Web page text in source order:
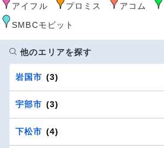
アイフル プロミス アコム
SMBCモビット
他のエリアを探す
岩国市 (3)
宇部市 (3)
下松市 (4)